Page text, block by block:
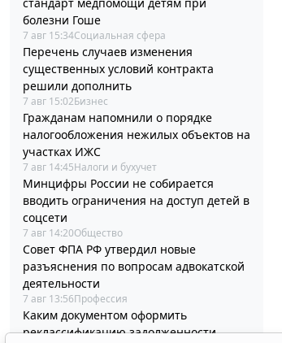
болезни Гоше
7 авг 15:34Социальная сфера
Перечень случаев изменения
существенных условий контракта
решили дополнить
7 авг 15:02Бизнес
Гражданам напомнили о порядке
налогообложения нежилых объектов на
участках ИЖС
7 авг 14:45Налоги и бухучет
Минцифры России не собирается
вводить ограничения на доступ детей в
соцсети
7 авг 14:20Общество
Совет ФПА РФ утвердил новые
разъяснения по вопросам адвокатской
деятельности
7 авг 13:56Профессия
Каким документом оформить
реклассификацию задолженности